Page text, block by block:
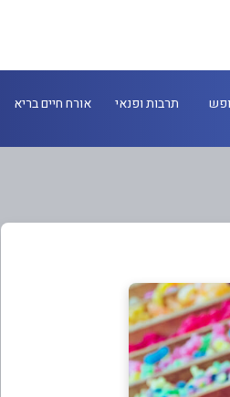
תרבות ופנאי אורח חיים בריא